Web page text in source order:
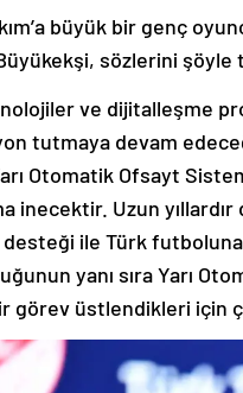
büyük bir genç
sözlerini şöyle
ve dijitalleşme
tutmaya devam
Otomatik Ofsayt
inecektir. Uzun
ile Türk futboluna
yanı sıra Yarı
görev üstlendikleri için